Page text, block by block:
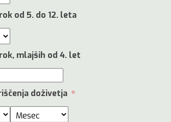
od 5. do 12. leta
mlajših od 4. let
doživetja *